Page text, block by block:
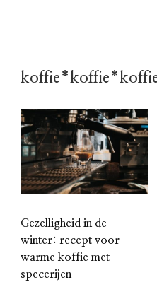
Gezelligheid in de
winter: recept voor
warme koffie met
specerijen